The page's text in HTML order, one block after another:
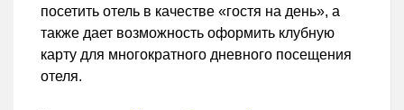
посетить отель в качестве «гостя на день», а
также дает возможность оформить клубную
карту для многократного дневного посещения
отеля.